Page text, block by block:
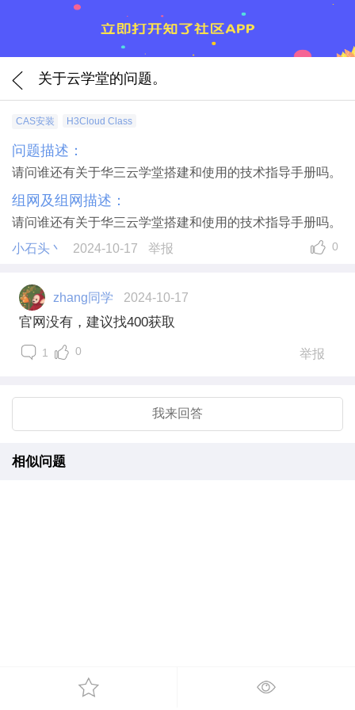
关于云学堂的问题。
CAS安装 H3Cloud Class
问题描述：
请问谁还有关于华三云学堂搭建和使用的技术指导手册吗。
组网及组网描述：
请问谁还有关于华三云学堂搭建和使用的技术指导手册吗。
小石头丶
2024-10-17 举报 0
zhang同学 2024-10-17
官网没有，建议找400获取
1 0 举报
我来回答
相似问题